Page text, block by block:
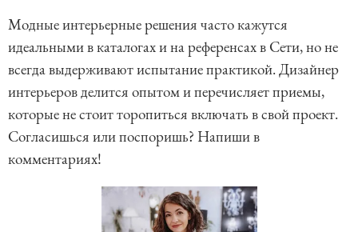
Модные интерьерные решения часто кажутся
идеальными в каталогах и на референсах в Сети, но не
всегда выдерживают испытание практикой. Дизайнер
интерьеров делится опытом и перечисляет приемы,
которые не стоит торопиться включать в свой проект.
Согласишься или поспоришь? Напиши в
комментариях!